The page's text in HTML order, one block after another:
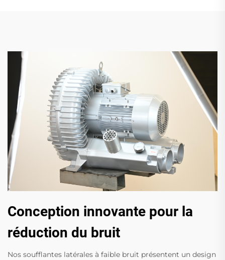
Conception innovante pour la
réduction du bruit
Nos soufflantes latérales à faible bruit présentent un design